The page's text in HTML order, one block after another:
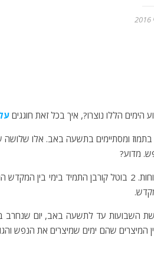
הימים הללו נוצרו?, איך בכל זאת חוגגים
ומסתיימים בתשעה באב. אלו שלושה
מדוע?
השבועות עד לתשעה באב, יום שנחרב
שהם ימים שמיצרים את הנפש